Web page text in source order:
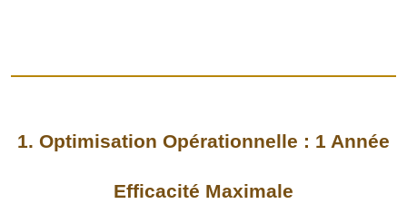
1. Optimisation Opérationnelle : 1 Année
Efficacité Maximale